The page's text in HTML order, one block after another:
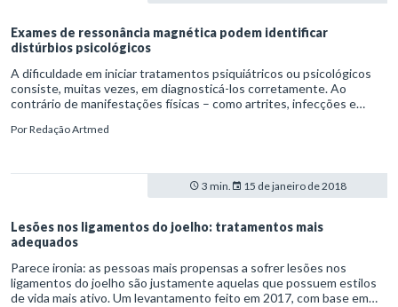
Exames de ressonância magnética podem identificar
distúrbios psicológicos
A dificuldade em iniciar tratamentos psiquiátricos ou psicológicos
consiste, muitas vezes, em diagnosticá-los corretamente. Ao
contrário de manifestações físicas – como artrites, infecções e
de diagnóstico precisos. Mas isso pode estar prestes a mudar.
PorRedação Artmed
3 min. 15 de janeiro de 2018
Lesões nos ligamentos do joelho: tratamentos mais
adequados
Parece ironia: as pessoas mais propensas a sofrer lesões nos
ligamentos do joelho são justamente aquelas que possuem estilos
de vida mais ativo. Um levantamento feito em 2017, com base em